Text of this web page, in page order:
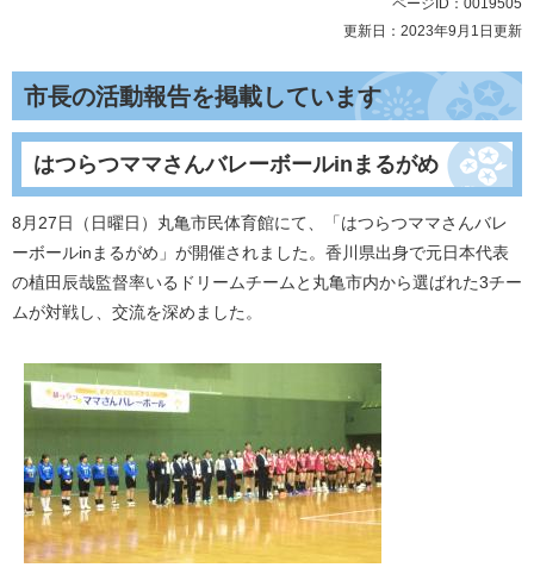
ページID：0019505
更新日：2023年9月1日更新
市長の活動報告を掲載しています
はつらつママさんバレーボールinまるがめ
8月27日（日曜日）丸亀市民体育館にて、「はつらつママさんバレ
ーボールinまるがめ」が開催されました。香川県出身で元日本代表
の植田辰哉監督率いるドリームチームと丸亀市内から選ばれた3チー
ムが対戦し、交流を深めました。